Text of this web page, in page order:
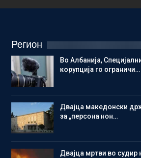
Регион
Во Албанија,
корупција го ограничи…
Двајца македонски
за „персона нон…
Двајца мртви во судир